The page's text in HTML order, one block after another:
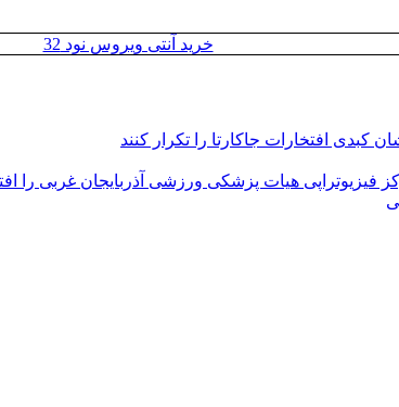
خرید آنتی ویروس نود 32
کبدی افتخارات جاکارتا را تکرار کنند
فیزیوتراپی هیات پزشکی ورزشی آذربایجان غربی را